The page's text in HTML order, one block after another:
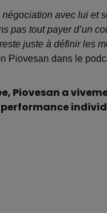
avec lui et
pas tout payer d’un
juste à définir les
Piovesan dans le
Piovesan a